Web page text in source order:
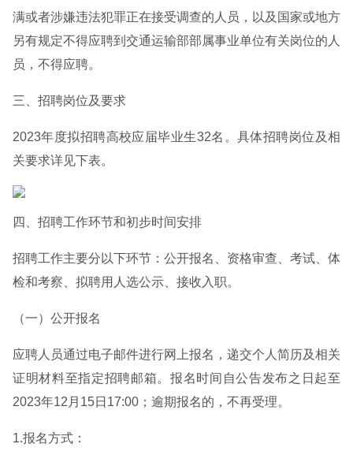
满或者涉嫌违法犯罪正在接受调查的人员，以及国家或地方
另有规定不得应聘到交通运输部部属事业单位有关岗位的人
员，不得应聘。
三、招聘岗位及要求
2023年度拟招聘高校应届毕业生32名。具体招聘岗位及相
关要求详见下表。
四、招聘工作环节和初步时间安排
招聘工作主要分以下环节：公开报名、资格审查、考试、体
检和考察、拟聘用人选公示、接收入职。
（一）公开报名
应聘人员通过电子邮件进行网上报名，递交个人简历及相关
证明材料至指定招聘邮箱。报名时间自公告发布之日起至
2023年12月15日17:00；逾期报名的，不再受理。
1.报名方式：